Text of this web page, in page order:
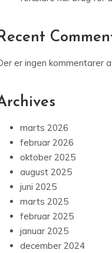
er ingen kommentarer
marts 2026
februar 2026
oktober 2025
august 2025
juni 2025
marts 2025
februar 2025
januar 2025
december 2024